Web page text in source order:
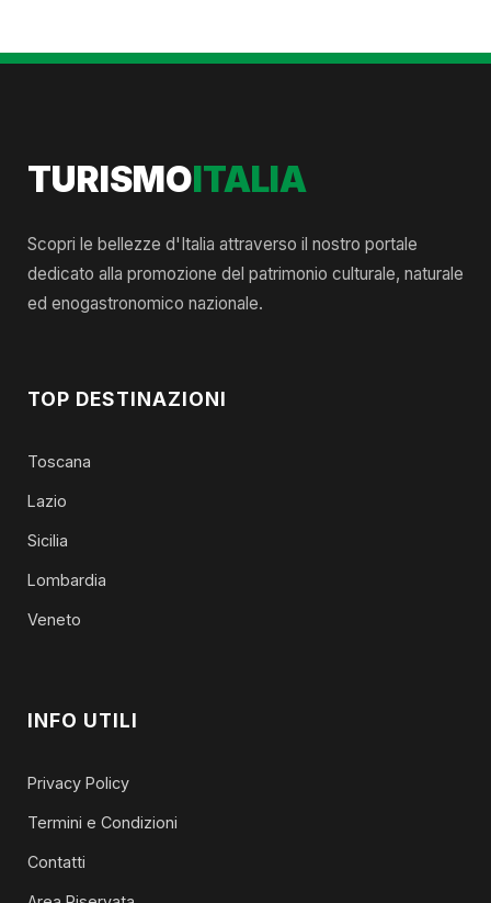
TURISMOITALIA
Scopri le bellezze d'Italia attraverso il nostro portale
dedicato alla promozione del patrimonio culturale, naturale
ed enogastronomico nazionale.
TOP DESTINAZIONI
Toscana
Lazio
Sicilia
Lombardia
Veneto
INFO UTILI
Privacy Policy
Termini e Condizioni
Contatti